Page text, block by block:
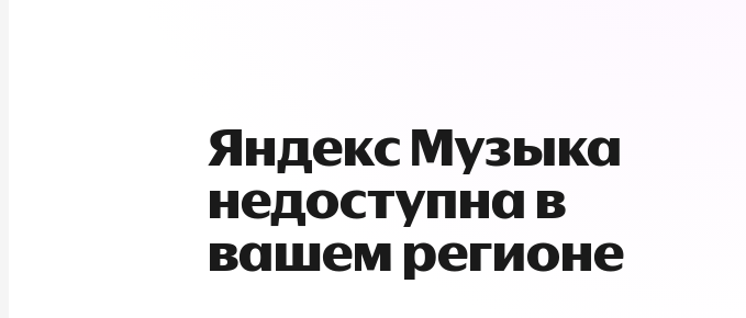
Яндекс Музыка
недоступна в
вашем регионе